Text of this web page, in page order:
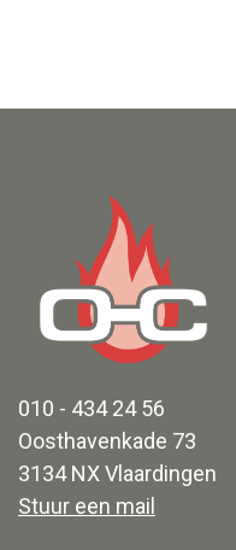
010 - 434 24 56
Oosthavenkade 73
3134 NX Vlaardingen
Stuur een mail